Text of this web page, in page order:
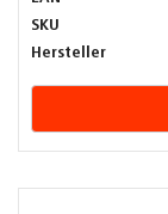
SKU
Hersteller